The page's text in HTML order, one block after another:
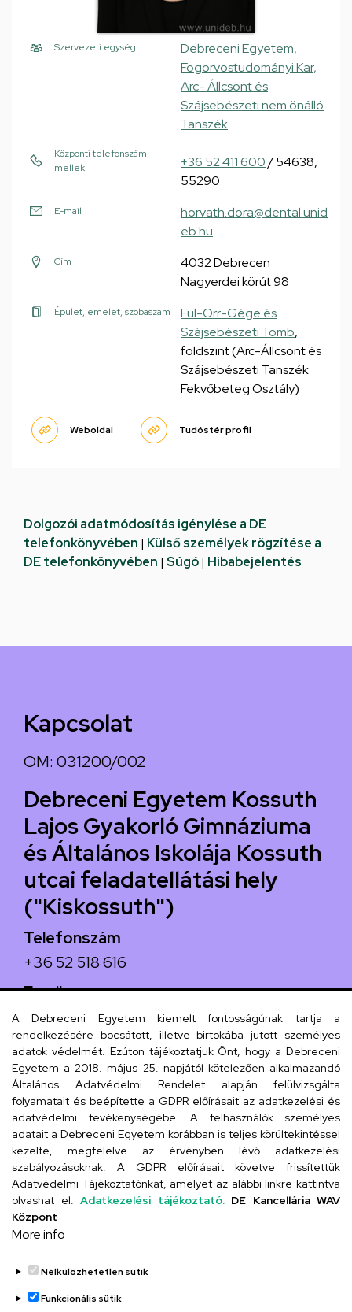
Szervezeti egység
Debreceni Egyetem,
Fogorvostudományi Kar,
Arc- Állcsont és
Szájsebészeti nem önálló
Tanszék
Központi telefonszám,
mellék
+36 52 411 600/ 54638,
55290
E-mail
horvath.dora@dental.unid
eb.hu
Cím
4032 Debrecen
Nagyerdei körút 98
Épület, emelet, szobaszám
Fül-Orr-Gége és
Szájsebészeti Tömb,
földszint (Arc-Állcsont és
Szájsebészeti Tanszék
Fekvőbeteg Osztály)
Weboldal Tudóstér profil
Dolgozói adatmódosítás igénylése a DE
telefonkönyvében | Külső személyek rögzítése a
DE telefonkönyvében | Súgó| Hibabejelentés
Kapcsolat
OM: 031200/002
Debreceni Egyetem Kossuth
Lajos Gyakorló Gimnáziuma
és Általános Iskolája Kossuth
utcai feladatellátási hely
("Kiskossuth")
Telefonszám
+36 52 518 616
Email
iskola@kossuth-alt.unideb.hu
Cím
4024 Debrecen, Kossuth utca 33.
Szervezeti telefonkönyv
UD telefonkönyv
A Debreceni Egyetem kiemelt fontosságúnak tartja a
rendelkezésére bocsátott, illetve birtokába jutott személyes
adatok védelmét. Ezúton tájékoztatjuk Önt, hogy a Debreceni
Egyetem a 2018. május 25. napjától kötelezően alkalmazandó
Általános Adatvédelmi Rendelet alapján felülvizsgálta
folyamatait és beépítette a GDPR előírásait az adatkezelési és
adatvédelmi tevékenységébe. A felhasználók személyes
adatait a Debreceni Egyetem korábban is teljes körültekintéssel
kezelte, megfelelve az érvényben lévő adatkezelési
szabályozásoknak. A GDPR előírásait követve frissítettük
Adatvédelmi Tájékoztatónkat, amelyet az alábbi linkre kattintva
olvashat el: Adatkezelési tájékoztató. DE Kancellária WAV
Központ
More info
Nélkülözhetetlen sütik
Funkcionális sütik